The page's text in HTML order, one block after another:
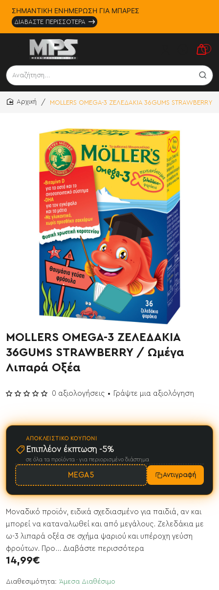
ΣΗΜΑΝΤΙΚΗ ΕΝΗΜΕΡΩΣΗ ΓΙΑ ΜΠΑΡΕΣ
ΔΙΑΒΑΣΤΕ ΠΕΡΙΣΣΟΤΕΡΑ
0
Αναζήτηση...
MOLLERS OMEGA-3 ΖΕΛΕΔΑΚΙΑ 36GUMS STRAWBERRY
MOLLERS OMEGA-3 ΖΕΛΕΔΑΚΙΑ
36GUMS STRAWBERRY / Ωμέγα
Λιπαρά Οξέα
Διαθεσιμότητα: Άμεσα Διαθέσιμο
0 αξιολογήσεις • Γράψτε μια αξιολόγηση
14,99€
ΑΠΟΚΛΕΙΣΤΙΚΌ ΚΟΥΠΌΝΙ
Επιπλέον έκπτωση -5%
σε όλα τα προϊόντα · για περιορισμένο διάστημα
MEGA5 Αντιγραφή
Μοναδικό προϊόν, ειδικά σχεδιασμένο για παιδιά, αν και
μπορεί να καταναλωθεί και από μεγάλους. Ζελεδάκια με
ω-3 λιπαρά οξέα σε σχήμα ψαριού και υπέροχη γεύση
φρούτων. Προ... Διαβάστε περισσότερα